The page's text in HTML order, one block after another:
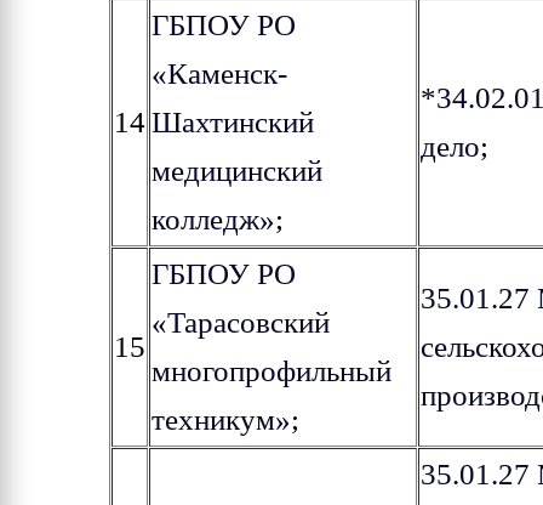
14
ГБПОУ РО
«Каменск-
Шахтинский
медицинский
колледж»;
дело;
15
ГБПОУ РО
«Тарасовский
многопрофильный
техникум»;
35.01.27
35.01.27